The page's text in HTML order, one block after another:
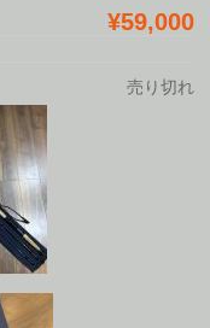
¥59,000
売り切れ